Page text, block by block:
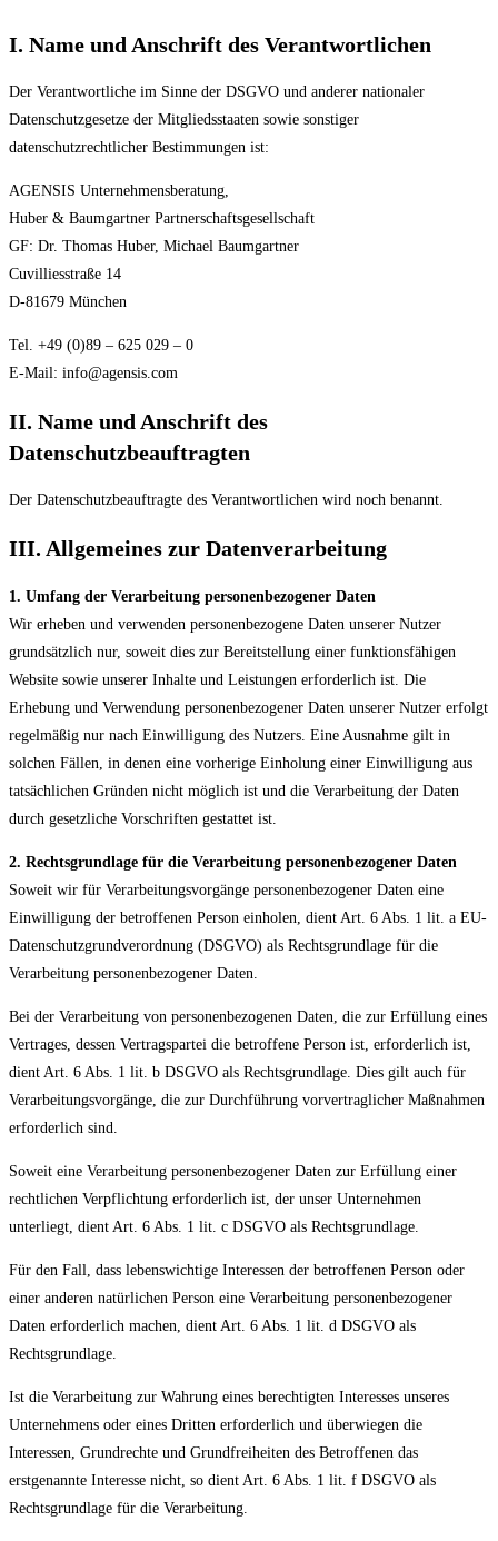
I. Name und Anschrift des Verantwortlichen
Der Verantwortliche im Sinne der DSGVO und anderer nationaler
Datenschutzgesetze der Mitgliedsstaaten sowie sonstiger
datenschutzrechtlicher Bestimmungen ist:
AGENSIS Unternehmensberatung,
Huber & Baumgartner Partnerschaftsgesellschaft
GF: Dr. Thomas Huber, Michael Baumgartner
Cuvilliesstraße 14
D-81679 München
Tel. +49 (0)89 – 625 029 – 0
E-Mail: info@agensis.com
II. Name und Anschrift des
Datenschutzbeauftragten
Der Datenschutzbeauftragte des Verantwortlichen wird noch benannt.
III. Allgemeines zur Datenverarbeitung
1. Umfang der Verarbeitung personenbezogener Daten
Wir erheben und verwenden personenbezogene Daten unserer Nutzer
grundsätzlich nur, soweit dies zur Bereitstellung einer funktionsfähigen
Website sowie unserer Inhalte und Leistungen erforderlich ist. Die
Erhebung und Verwendung personenbezogener Daten unserer Nutzer erfolgt
regelmäßig nur nach Einwilligung des Nutzers. Eine Ausnahme gilt in
solchen Fällen, in denen eine vorherige Einholung einer Einwilligung aus
tatsächlichen Gründen nicht möglich ist und die Verarbeitung der Daten
durch gesetzliche Vorschriften gestattet ist.
2. Rechtsgrundlage für die Verarbeitung personenbezogener Daten
Soweit wir für Verarbeitungsvorgänge personenbezogener Daten eine
Einwilligung der betroffenen Person einholen, dient Art. 6 Abs. 1 lit. a EU-
Datenschutzgrundverordnung (DSGVO) als Rechtsgrundlage für die
Verarbeitung personenbezogener Daten.
Bei der Verarbeitung von personenbezogenen Daten, die zur Erfüllung eines
Vertrages, dessen Vertragspartei die betroffene Person ist, erforderlich ist,
dient Art. 6 Abs. 1 lit. b DSGVO als Rechtsgrundlage. Dies gilt auch für
Verarbeitungsvorgänge, die zur Durchführung vorvertraglicher Maßnahmen
erforderlich sind.
Soweit eine Verarbeitung personenbezogener Daten zur Erfüllung einer
rechtlichen Verpflichtung erforderlich ist, der unser Unternehmen
unterliegt, dient Art. 6 Abs. 1 lit. c DSGVO als Rechtsgrundlage.
Für den Fall, dass lebenswichtige Interessen der betroffenen Person oder
einer anderen natürlichen Person eine Verarbeitung personenbezogener
Daten erforderlich machen, dient Art. 6 Abs. 1 lit. d DSGVO als
Rechtsgrundlage.
Ist die Verarbeitung zur Wahrung eines berechtigten Interesses unseres
Unternehmens oder eines Dritten erforderlich und überwiegen die
Interessen, Grundrechte und Grundfreiheiten des Betroffenen das
erstgenannte Interesse nicht, so dient Art. 6 Abs. 1 lit. f DSGVO als
Rechtsgrundlage für die Verarbeitung.